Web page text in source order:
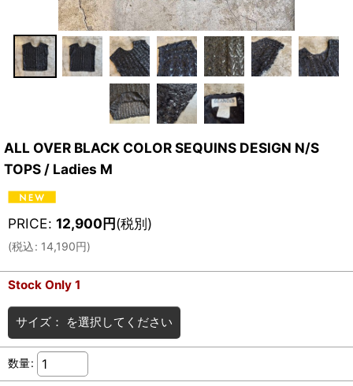
ALL OVER BLACK COLOR SEQUINS DESIGN N/S
TOPS / Ladies M
PRICE: 12,900円(税別)
(税込: 14,190円)
Stock Only 1
サイズ： を選択してください
数量: